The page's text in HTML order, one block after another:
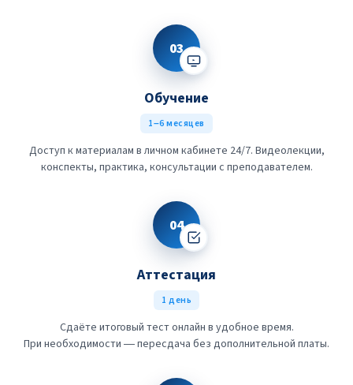
03
Обучение
1–6 месяцев
Доступ к материалам в личном кабинете 24/7. Видеолекции,
конспекты, практика, консультации с преподавателем.
04
Аттестация
1 день
Сдаёте итоговый тест онлайн в удобное время.
При необходимости — пересдача без дополнительной платы.